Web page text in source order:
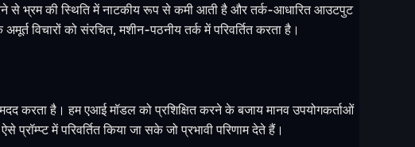
से भ्रम की स्थिति में नाटकीय रूप से कमी आती है और तर्क-आधारित आउटपुट
विचारों को संरचित, मशीन-पठनीय तर्क में परिवर्तित करता है।
करता है। हम एआई मॉडल को प्रशिक्षित करने के बजाय मानव उपयोगकर्ताओं
में परिवर्तित किया जा सके जो प्रभावी परिणाम देते हैं।